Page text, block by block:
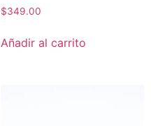
$349.00
Añadir al carrito